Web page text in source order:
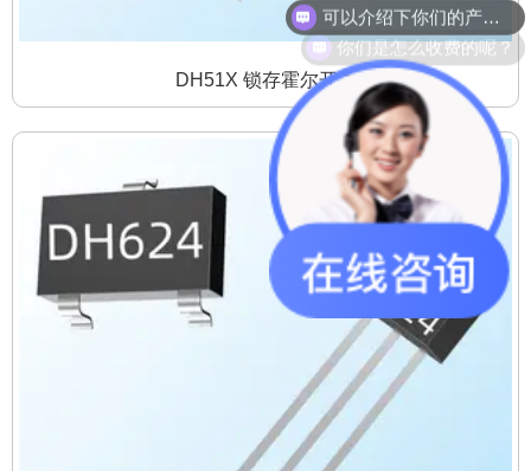
DH51X 锁存霍尔开关
你们是怎么收费的呢？